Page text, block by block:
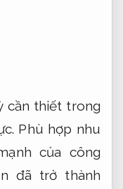
cần thiết trong
Phù hợp nhu
của công
đã trở thành